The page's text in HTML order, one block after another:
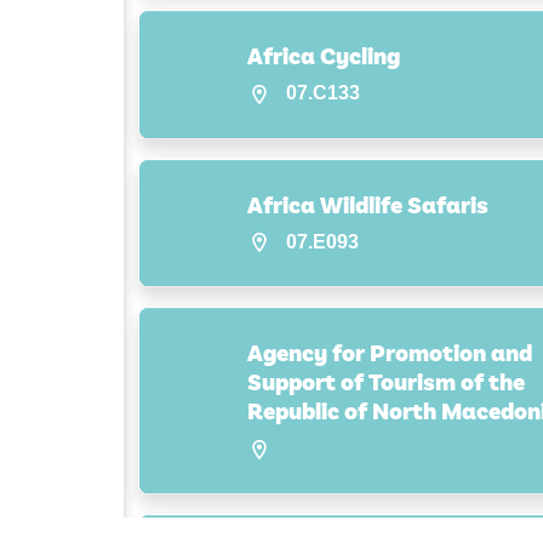
Africa Cycling
07.C133
Africa Wildlife Safaris
07.E093
Agency for Promotion and
Support of Tourism of the
Republic of North